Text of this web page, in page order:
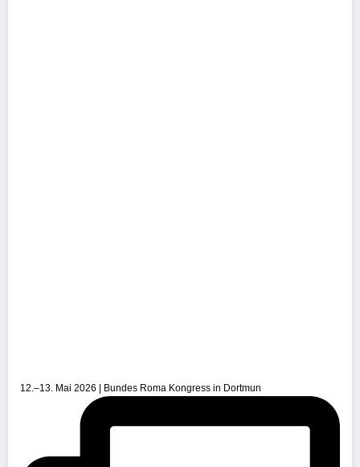
12.–13. Mai 2026 | Bundes Roma Kongress in Dortmun